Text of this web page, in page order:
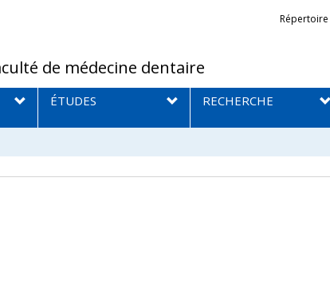
de médecine dentaire
Liens
Répertoire
ÉTUDES RECHERCHE